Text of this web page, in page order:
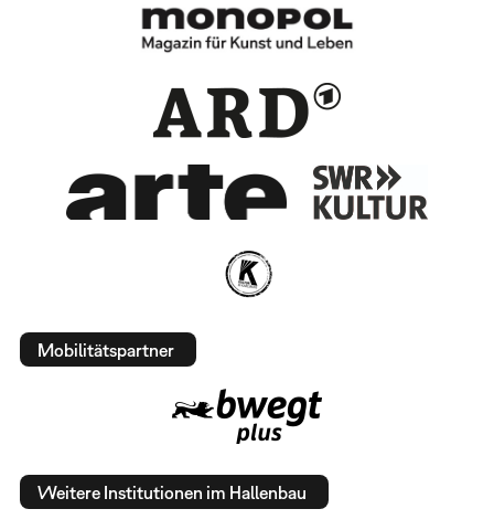
Mobilitätspartner
Weitere Institutionen im Hallenbau